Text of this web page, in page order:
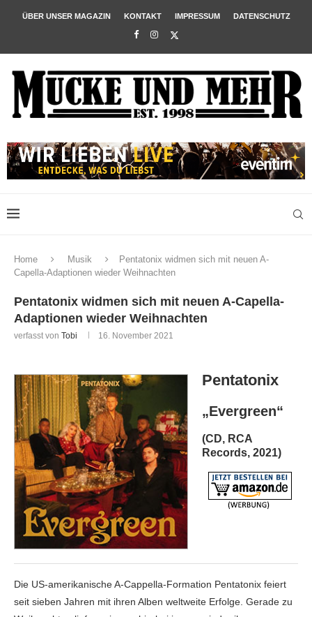
ÜBER UNSER MAGAZIN KONTAKT IMPRESSUM DATENSCHUTZ
Home Musik
Pentatonix widmen sich mit neuen A-
Capella-Adaptionen wieder Weihnachten
Pentatonix widmen sich mit neuen A-Capella-
Adaptionen wieder Weihnachten
verfasst von Tobi 16. November 2021
Pentatonix
„Evergreen“
(CD, RCA
Records, 2021)
Die US-amerikanische A-Cappella-Formation Pentatonix feiert
seit sieben Jahren mit ihren Alben weltweite Erfolge. Gerade zu